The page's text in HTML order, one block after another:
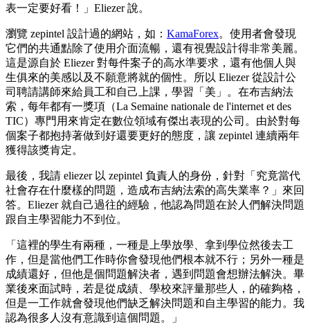
表一定要好看！」Eliezer 說。
瀏覽 zepintel 設計過的網站，如： KamaForex。使用者會發現
它們的共通點除了使用介面流暢，還有視覺設計得非常美麗。
這是源自於 Eliezer 對每件案子的高水準要求，還有他個人與
生俱來的美感以及不願意將就的個性。所以 Eliezer 從設計公
司聘請講師來給員工和自己上課，學習「美」。在布吉納法
索，每年都有一獎項（La Semaine nationale de l'internet et des
TIC）專門用來肯定在數位領域有傑出表現的公司。由於對每
個案子都抱持著做到好還要更好的態度，讓 zepintel 連續兩年
獲得該獎肯定。
最後，我請 eliezer 以 zepintel 負責人的身份，針對「究竟當代
社會存在什麼樣的問題，造成布吉納法索的高失業率？」來回
答。Eliezer 就自己過往的經驗，他認為問題在於人們解決問題
跟自主學習能力不到位。
「這裡的學生有兩種，一種是上學放學、拿到學位然後去工
作，但是當他們工作時你會發現他們根本就不行；另外一種是
成績還好，但他是個問題解決者，遇到問題會想辦法解決。畢
業後來面試時，若是從成績、學校來評量那些人，的確夠格，
但是一工作就會發現他們缺乏解決問題和自主學習的能力。我
認為很多人沒有意識到這個問題。」